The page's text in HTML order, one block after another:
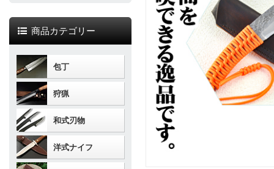
商品カテゴリー
包丁
狩猟
和式刃物
洋式ナイフ